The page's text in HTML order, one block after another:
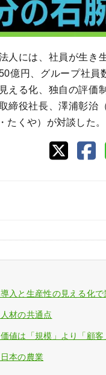
人には、社員が生き
億円、グループ社
える化、独自の評価
締役社長、澤浦彰治
たくや）が対談した。
入と生産性の見える化で
材の共通点
値は「規模」より「顧客
本の農業